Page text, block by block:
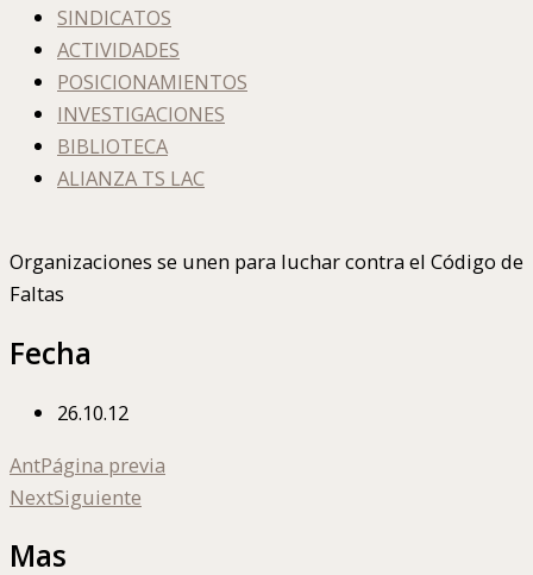
SINDICATOS
ACTIVIDADES
POSICIONAMIENTOS
INVESTIGACIONES
BIBLIOTECA
ALIANZA TS LAC
Organizaciones se unen para luchar contra el Código de
Faltas
Fecha
26.10.12
AntPágina previa
NextSiguiente
Mas